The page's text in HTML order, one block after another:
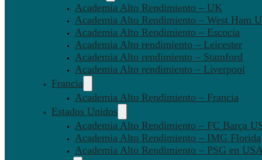
Academia Alto Rendimiento – UK
Academia Alto Rendimiento – West Ham
Academia Alto Rendimiento – Escocia
Academia Alto rendimiento – Leicester
Academia Alto rendimiento – Stamford
Academia Alto rendimiento – Liverpool
Francia
Academia Alto Rendimiento – Francia
Estados Unidos
Academia Alto Rendimiento – FC Barça
Academia Alto Rendimiento – IMG Florida
Academia Alto Rendimiento – PSG en